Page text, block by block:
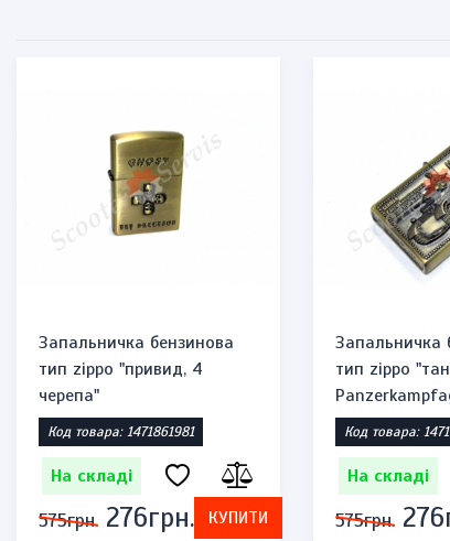
Запальничка бензинова
тип zippo "привид, 4
черепа"
Код товара: 1471861981
На складі
575грн. 276грн. КУПИТИ
Запальничка
тип zippo
Код товара:
На складі
575грн.